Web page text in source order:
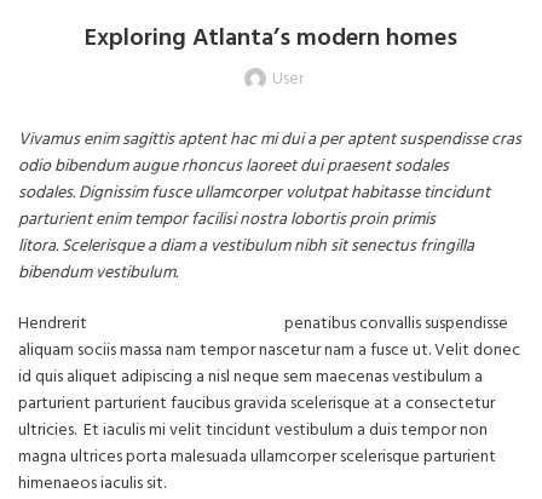
Exploring Atlanta’s modern homes
User
Vivamus enim sagittis aptent hac mi dui a per aptent suspendisse cras
odio bibendum augue rhoncus laoreet dui praesent sodales
sodales. Dignissim fusce ullamcorper volutpat habitasse tincidunt
parturient enim tempor facilisi nostra lobortis proin primis
litora. Scelerisque a diam a vestibulum nibh sit senectus fringilla
bibendum vestibulum.
Hendrerit
penatibus convallis suspendisse
aliquam sociis massa nam tempor nascetur nam a fusce ut. Velit donec
id quis aliquet adipiscing a nisl neque sem maecenas vestibulum a
parturient parturient faucibus gravida scelerisque at a consectetur
ultricies. Et iaculis mi velit tincidunt vestibulum a duis tempor non
magna ultrices porta malesuada ullamcorper scelerisque parturient
himenaeos iaculis sit.